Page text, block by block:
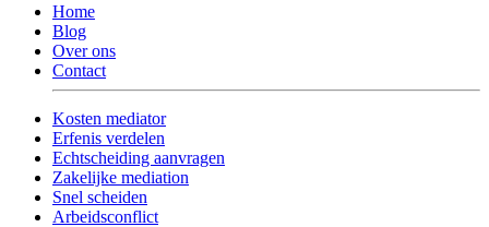
Home
Blog
Over ons
Contact
Kosten mediator
Erfenis verdelen
Echtscheiding aanvragen
Zakelijke mediation
Snel scheiden
Arbeidsconflict